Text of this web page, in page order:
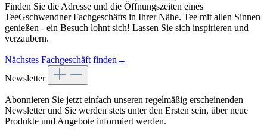
Finden Sie die Adresse und die Öffnungszeiten eines
TeeGschwendner Fachgeschäfts in Ihrer Nähe. Tee mit allen Sinnen
genießen - ein Besuch lohnt sich! Lassen Sie sich inspirieren und
verzaubern.
Nächstes Fachgeschäft finden →
Newsletter
Abonnieren Sie jetzt einfach unseren regelmäßig erscheinenden
Newsletter und Sie werden stets unter den Ersten sein, über neue
Produkte und Angebote informiert werden.